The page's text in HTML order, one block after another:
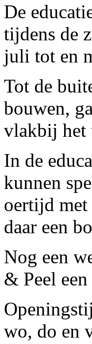
De
tijdens de
juli tot en
Tot de
bouwen,
vlakbij het
In de
kunnen
oertijd met
daar een
Nog een
& Peel
wo, do en